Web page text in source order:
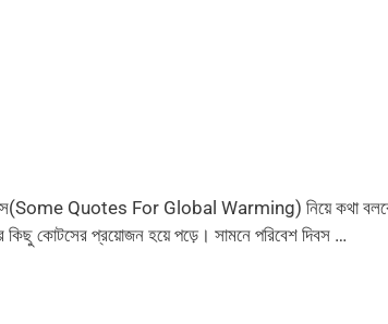
Quotes For Global Warming) নিয়ে কথা বলবো।
কিছু কোটসের প্রয়োজন হয়ে পড়ে। সামনে পরিবেশ দিবস …